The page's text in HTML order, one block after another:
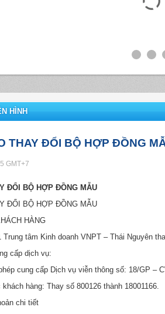
HÌNH
THAY ĐỔI BỘ HỢP ĐỒNG
GMT+7
ĐỔI BỘ HỢP ĐỒNG MẪU
ĐỔI BỘ HỢP ĐỒNG MẪU
HÀNG
Trung tâm Kinh doanh VNPT – Thái Nguyên
cấp dịch vụ:
cung cấp Dịch vụ viễn thông số: 18/GP –
hàng: Thay số 800126 thành 18001166.
chi tiết